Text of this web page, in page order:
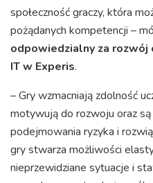
społeczność graczy, która
pożądanych kompetencji –
odpowiedzialny za rozwój
IT w Experis.
– Gry wzmacniają zdolność
motywują do rozwoju oraz
podejmowania ryzyka i
gry stwarza możliwości
nieprzewidziane sytuacje i